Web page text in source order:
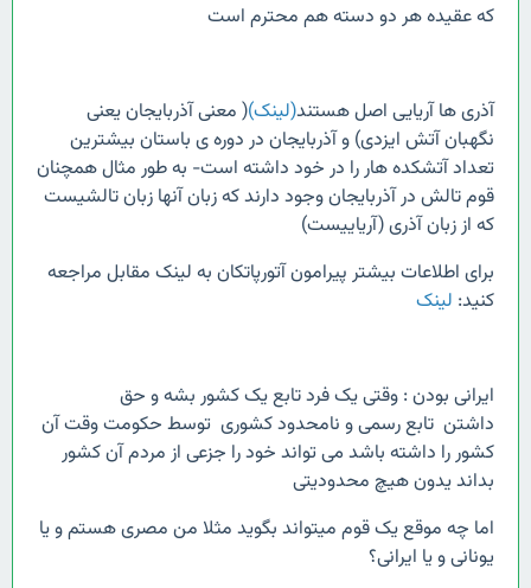
که عقیده هر دو دسته هم محترم است
آذری ها آریایی اصل هستند(لینک)( معنی آذربایجان یعنی
نگهبان آتش ایزدی) و آذربایجان در دوره ی باستان بیشترین
تعداد آتشکده هار را در خود داشته است- به طور مثال همچنان
قوم تالش در آذربایجان وجود دارند که زبان آنها زبان تالشیست
که از زبان آذری (آریاییست)
برای اطلاعات بیشتر پیرامون آتورپاتکان به لینک مقابل مراجعه
کنید: لینک
ایرانی بودن : وقتی یک فرد تابع یک کشور بشه و حق
داشتن تابع رسمی و نامحدود کشوری توسط حکومت وقت آن
کشور را داشته باشد می تواند خود را جزعی از مردم آن کشور
بداند یدون هیچ محدودیتی
اما چه موقع یک قوم میتواند بگوید مثلا من مصری هستم و یا
یونانی و یا ایرانی؟